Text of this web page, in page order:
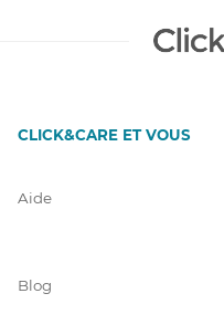
CLICK&CARE ET VOUS
Aide
Blog